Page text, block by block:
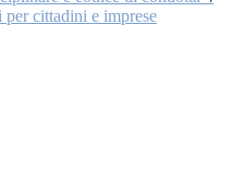
cittadini e imprese